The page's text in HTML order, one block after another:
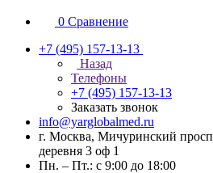
0 Сравнение
+7 (495) 157-13-13
Назад
Телефоны
+7 (495) 157-13-13
Заказать звонок
info@yarglobalmed.ru
г. Москва, Мичуринский
деревня 3 оф 1
Пн. – Пт.: с 9:00 до 18:00